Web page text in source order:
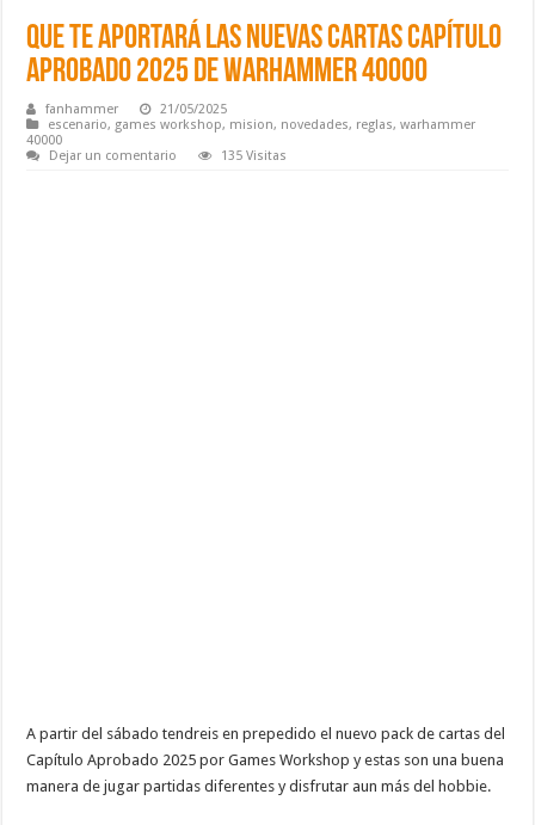
Que te aportará las nuevas cartas Capítulo
Aprobado 2025 de Warhammer 40000
fanhammer
21/05/2025
escenario, games workshop, mision, novedades, reglas,warhammer
40000
Dejar un comentario
135 Visitas
A partir del sábado tendreis en prepedido el nuevo pack de cartas del
Capítulo Aprobado 2025 por Games Workshop y estas son una buena
manera de jugar partidas diferentes y disfrutar aun más del hobbie.